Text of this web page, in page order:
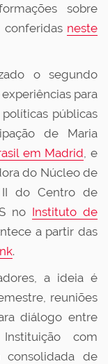
sobre
conferidas neste
o segundo
para
públicas
de Maria
em Madrid, e
do Núcleo de
II do Centro de
no Instituto de
a partir das
.
a ideia é
reuniões
diálogo entre
com
consolidada de